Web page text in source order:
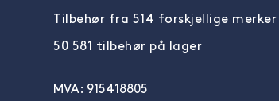
Tilbehør fra 514 forskjellige merker
50 581 tilbehør på lager
MVA: 915418805